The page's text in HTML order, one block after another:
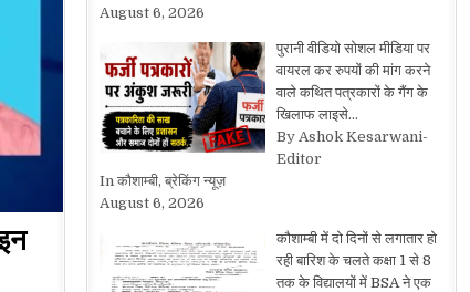
August 6, 2026
पुरानी वीडियो सोशल मीडिया पर
वायरल कर रुपयों की मांग करने
वाले कथित पत्रकारों के गैंग के
खिलाफ लाइसे…
By Ashok Kesarwani-
Editor
In कौशाम्बी, ब्रेकिंग न्यूज़
August 6, 2026
कौशाम्बी में दो दिनों से लगातार हो
रही बारिश के चलते कक्षा 1 से 8
तक के विद्यालयों में BSA ने एक